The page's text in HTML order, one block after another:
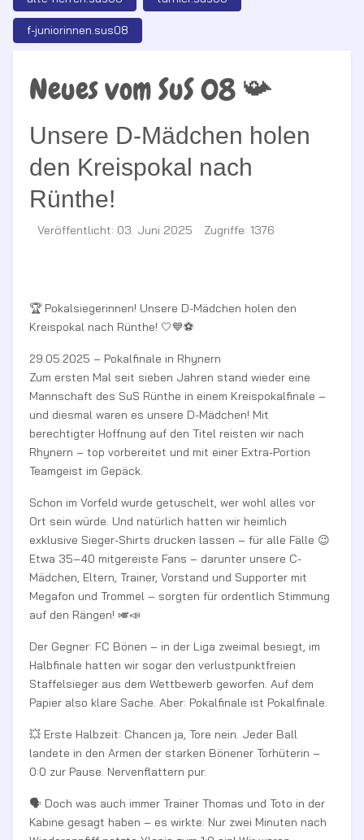
f-juniorinnen.sus08
Neues vom SuS 08 📯
Unsere D-Mädchen holen
den Kreispokal nach
Rünthe!
Veröffentlicht: 03. Juni 2025 Zugriffe: 1376
🏆 Pokalsiegerinnen! Unsere D-Mädchen holen den
Kreispokal nach Rünthe! 🤍💙⚽
29.05.2025 – Pokalfinale in Rhynern
Zum ersten Mal seit sieben Jahren stand wieder eine
Mannschaft des SuS Rünthe in einem Kreispokalfinale –
und diesmal waren es unsere D-Mädchen! Mit
berechtigter Hoffnung auf den Titel reisten wir nach
Rhynern – top vorbereitet und mit einer Extra-Portion
Teamgeist im Gepäck.
Schon im Vorfeld wurde getuschelt, wer wohl alles vor
Ort sein würde. Und natürlich hatten wir heimlich
exklusive Sieger-Shirts drucken lassen – für alle Fälle 😉
Etwa 35–40 mitgereiste Fans – darunter unsere C-
Mädchen, Eltern, Trainer, Vorstand und Supporter mit
Megafon und Trommel – sorgten für ordentlich Stimmung
auf den Rängen! 🎺📣
Der Gegner: FC Bönen – in der Liga zweimal besiegt, im
Halbfinale hatten wir sogar den verlustpunktfreien
Staffelsieger aus dem Wettbewerb geworfen. Auf dem
Papier also klare Sache. Aber: Pokalfinale ist Pokalfinale.
💥 Erste Halbzeit: Chancen ja, Tore nein. Jeder Ball
landete in den Armen der starken Bönener Torhüterin –
0:0 zur Pause. Nervenflattern pur.
🗣 Doch was auch immer Trainer Thomas und Toto in der
Kabine gesagt haben – es wirkte: Nur zwei Minuten nach